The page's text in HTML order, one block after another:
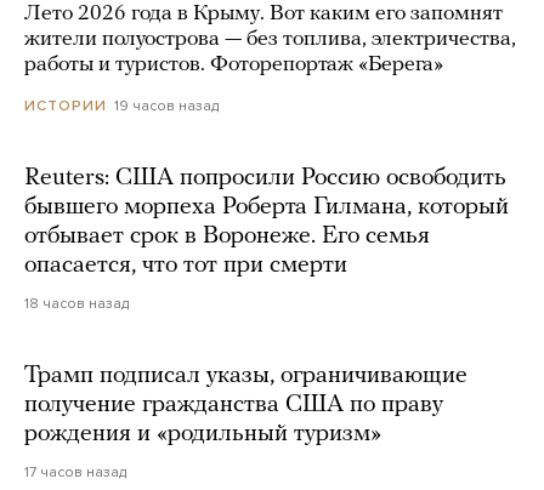
Лето 2026 года в Крыму. Вот каким его запомнят
жители полуострова — без топлива, электричества,
работы и туристов. Фоторепортаж «Берега»
ИСТОРИИ 19 часов назад
Reuters: США попросили Россию освободить
бывшего морпеха Роберта Гилмана, который
отбывает срок в Воронеже. Его семья
опасается, что тот при смерти
18 часов назад
Трамп подписал указы, ограничивающие
получение гражданства США по праву
рождения и «родильный туризм»
17 часов назад